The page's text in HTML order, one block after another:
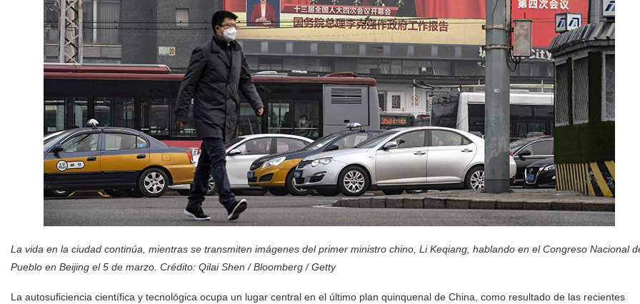
La vida en la ciudad continúa, mientras se transmiten imágenes del primer ministro chino, Li Keqiang, hablando en el Congreso Nacional
Pueblo en Beijing el 5 de marzo. Crédito: Qilai Shen / Bloomberg / Getty
La autosuficiencia científica y tecnológica ocupa un lugar central en el último plan quinquenal de China, como resultado de las recientes